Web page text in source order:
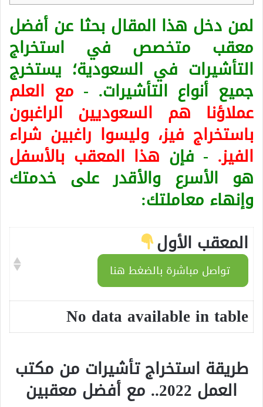
لمن دخل هذا المقال بحثا عن أفضل
معقب متخصص في استخراج
التأشيرات في السعودية؛ يستخرج
جميع أنواع التأشيرات. - مع العلم
عملاؤنا هم السعوديين الراغبون
باستخراج فيز، وليسوا راغبين شراء
الفيز. - فإن هذا المعقب بالأسفل
هو الأسرع والأقدر على خدمتك
وإنهاء معاملتك:
المعقب الأول
تواصل مباشرة بالضغط هنا
No data available in table
طريقة استخراج تأشيرات من مكتب
العمل 2022.. مع أفضل معقبين